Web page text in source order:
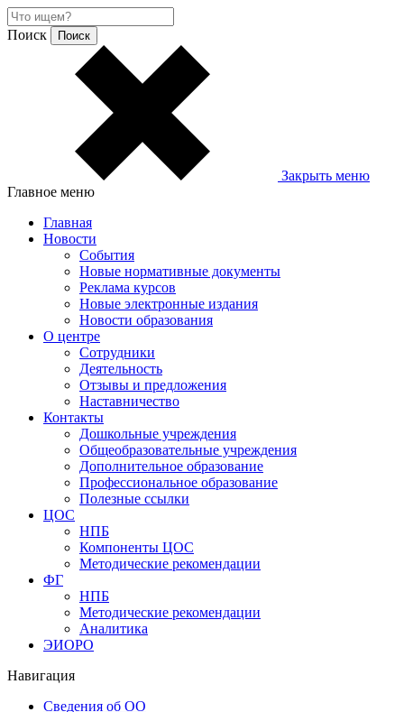
Поиск
Закрыть меню
Главное меню
Главная
Новости
События
Новые нормативные документы
Реклама курсов
Новые электронные издания
Новости образования
О центре
Сотрудники
Деятельность
Отзывы и предложения
Наставничество
Контакты
Дошкольные учреждения
Общеобразовательные учреждения
Дополнительное образование
Профессиональное образование
Полезные ссылки
ЦОС
НПБ
Компоненты ЦОС
Методические рекомендации
ФГ
НПБ
Методические рекомендации
Аналитика
ЭИОРО
Навигация
Сведения об ОО